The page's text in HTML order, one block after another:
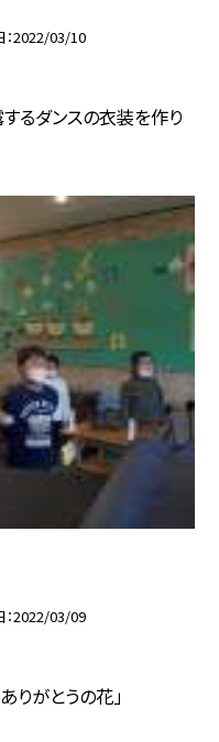
2022/03/10
るダンスの衣装を作り
2022/03/09
りがとうの花」